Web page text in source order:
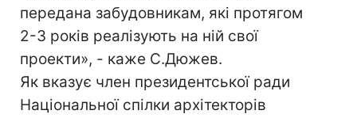
передана забудовникам, які протягом
2-3 років реалізують на ній свої
проекти», - каже С.Дюжев.
Як вказує член президентської ради
Національної спілки архітекторів